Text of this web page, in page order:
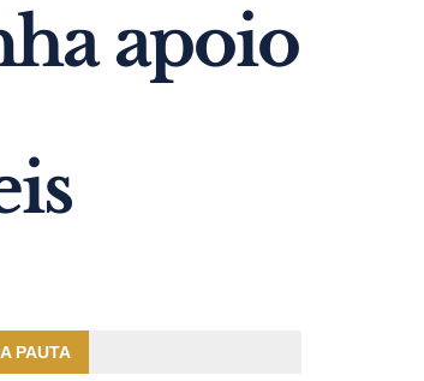
apoio
PAUTA